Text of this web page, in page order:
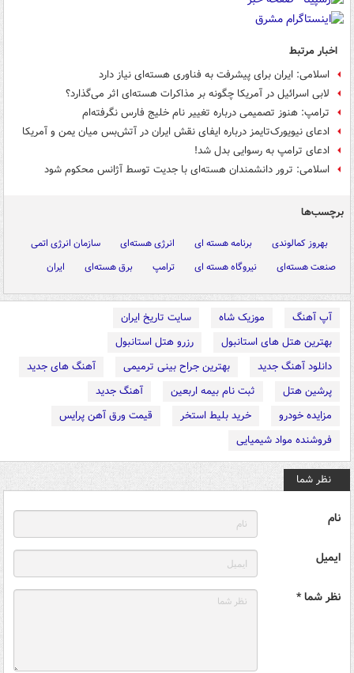
اخبار مرتبط
اسلامی: ایران برای پیشرفت به فناوری هسته‌ای نیاز دارد
لابی اسرائیل در آمریکا چگونه بر مذاکرات هسته‌ای اثر می‌گذارد؟
ترامپ: هنوز تصمیمی درباره تغییر نام خلیج فارس نگرفته‌ام
ادعای نیویورک‌تایمز درباره ایفای نقش ایران در آتش‌بس میان یمن و آمریکا
ادعای ترامپ به رسوایی بدل شد!
اسلامی: ترور دانشمندان هسته‌ای با جدیت توسط آژانس محکوم شود
برچسب‌ها
بهروز کمالوندی برنامه هسته ای انرژی هسته‌ای
سازمان انرژی اتمی
صنعت هسته‌ای
نیروگاه هسته ای ترامپ برق هسته‌ای ایران
آپ آهنگ موزیک شاه
سایت تاریخ ایران
بهترین هتل های استانبول
رزرو هتل استانبول
دانلود آهنگ جدید
بهترین جراح بینی ترمیمی
آهنگ های جدید
پرشین هتل
ثبت نام بیمه اربعین
آهنگ جدید
مزایده خودرو
خرید بلیط استخر
قیمت ورق آهن پرایس
فروشنده مواد شیمیایی
نظر شما
نام
ایمیل
نظر شما *